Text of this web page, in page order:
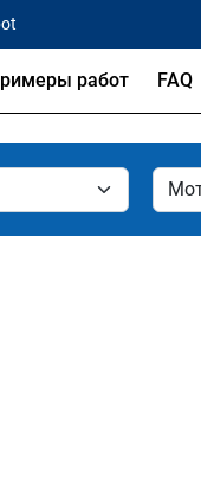
работ FAQ